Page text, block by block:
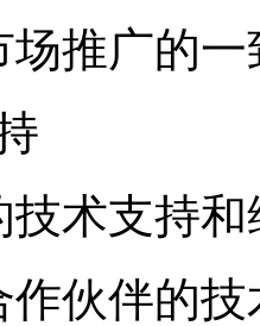
场推广的一
技术支持和
伙伴的技